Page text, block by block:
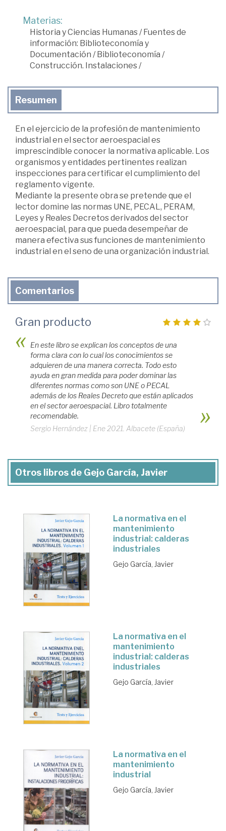
Materias:
Historia y Ciencias Humanas /Fuentes de
información: Biblioteconomía y
Documentación /Biblioteconomía /
Construcción. Instalaciones /
Resumen
En el ejercicio de la profesión de mantenimiento
industrial en el sector aeroespacial es
imprescindible conocer la normativa aplicable. Los
organismos y entidades pertinentes realizan
inspecciones para certificar el cumplimiento del
reglamento vigente.
Mediante la presente obra se pretende que el
lector domine las normas UNE, PECAL, PERAM,
Leyes y Reales Decretos derivados del sector
aeroespacial, para que pueda desempeñar de
manera efectiva sus funciones de mantenimiento
industrial en el seno de una organización industrial.
Comentarios
Gran producto
En este libro se explican los conceptos de una
forma clara con lo cual los conocimientos se
adquieren de una manera correcta. Todo esto
ayuda en gran medida para poder dominar las
diferentes normas como son UNE o PECAL
además de los Reales Decreto que están aplicados
en el sector aeroespacial. Libro totalmente
recomendable.
Sergio Hernández | Ene 2021. Albacete (España)
Otros libros de Gejo García, Javier
La normativa en el
mantenimiento
industrial: calderas
industriales
Gejo García, Javier
La normativa en el
mantenimiento
industrial: calderas
industriales
Gejo García, Javier
La normativa en el
mantenimiento
industrial
Gejo García, Javier